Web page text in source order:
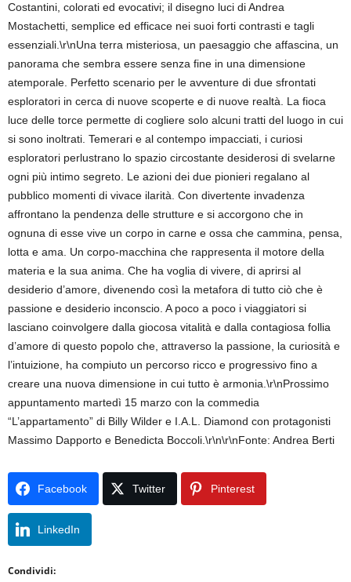
Costantini, colorati ed evocativi; il disegno luci di Andrea
Mostachetti, semplice ed efficace nei suoi forti contrasti e tagli
essenziali.\r\nUna terra misteriosa, un paesaggio che affascina, un
panorama che sembra essere senza fine in una dimensione
atemporale. Perfetto scenario per le avventure di due sfrontati
esploratori in cerca di nuove scoperte e di nuove realtà. La fioca
luce delle torce permette di cogliere solo alcuni tratti del luogo in cui
si sono inoltrati. Temerari e al contempo impacciati, i curiosi
esploratori perlustrano lo spazio circostante desiderosi di svelarne
ogni più intimo segreto. Le azioni dei due pionieri regalano al
pubblico momenti di vivace ilarità. Con divertente invadenza
affrontano la pendenza delle strutture e si accorgono che in
ognuna di esse vive un corpo in carne e ossa che cammina, pensa,
lotta e ama. Un corpo-macchina che rappresenta il motore della
materia e la sua anima. Che ha voglia di vivere, di aprirsi al
desiderio d’amore, divenendo così la metafora di tutto ciò che è
passione e desiderio inconscio. A poco a poco i viaggiatori si
lasciano coinvolgere dalla giocosa vitalità e dalla contagiosa follia
d’amore di questo popolo che, attraverso la passione, la curiosità e
l’intuizione, ha compiuto un percorso ricco e progressivo fino a
creare una nuova dimensione in cui tutto è armonia.\r\nProssimo
appuntamento martedì 15 marzo con la commedia
“L’appartamento” di Billy Wilder e I.A.L. Diamond con protagonisti
Massimo Dapporto e Benedicta Boccoli.\r\n\r\nFonte: Andrea Berti
Facebook Twitter Pinterest
LinkedIn
Condividi: